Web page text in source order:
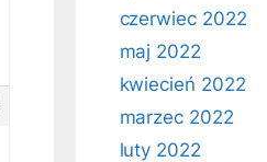
czerwiec 2022
maj 2022
kwiecień 2022
marzec 2022
luty 2022